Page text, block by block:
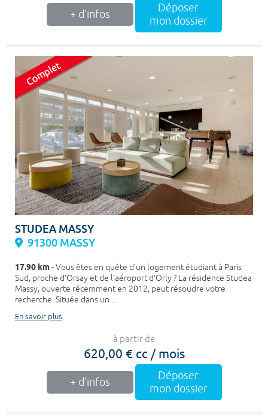
+ d'infos
Déposer
mon dossier
STUDEA MASSY
91300 MASSY
17.90 km- Vous êtes en quête d’un logement étudiant à Paris
Sud, proche d'Orsay et de l'aéroport d'Orly ? La résidence Studea
Massy, ouverte récemment en 2012, peut résoudre votre
recherche. Située dans un ...
En savoir plus
à partir de
620,00 € cc / mois
+ d'infos
Déposer
mon dossier